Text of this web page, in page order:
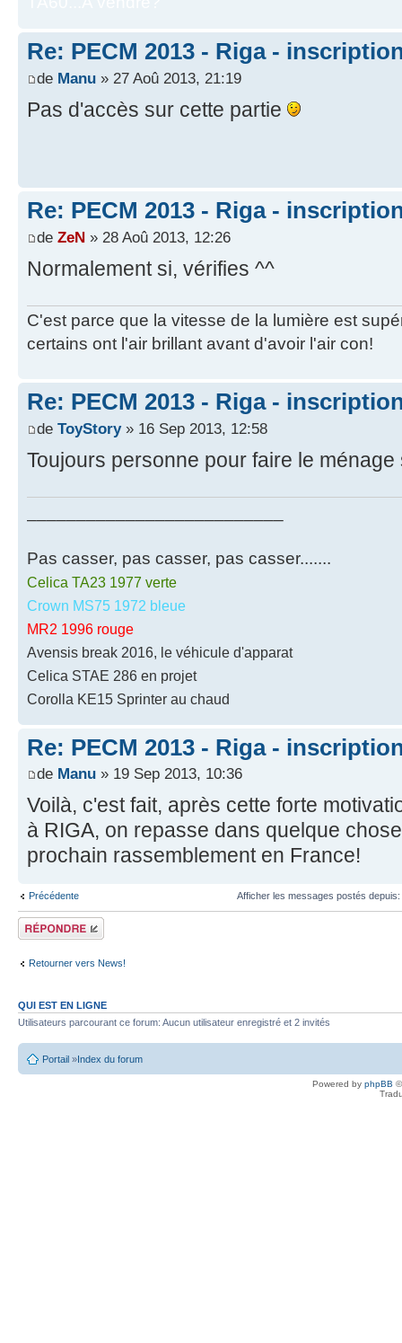
Re: PECM 2013 - Riga -
de Manu » 27 Aoû 2013, 21:19
Pas d'accès sur cette partie
Re: PECM 2013 - Riga -
de ZeN » 28 Aoû 2013, 12:26
Normalement si, vérifies ^^
C'est parce que la vitesse de la lumière est
certains ont l'air brillant avant d'avoir l'air con!
Re: PECM 2013 - Riga -
de ToyStory» 16 Sep 2013, 12:58
Toujours personne pour faire le
Pas casser, pas casser, pas casser.......
Celica TA23 1977 verte
Crown MS75 1972 bleue
MR2 1996 rouge
Avensis break 2016, le véhicule d'apparat
Celica STAE 286 en projet
Corolla KE15 Sprinter au chaud
Re: PECM 2013 - Riga -
de Manu » 19 Sep 2013, 10:36
Voilà, c'est fait, après cette forte
à RIGA, on repasse dans quelque
prochain rassemblement en France!
Précédente Afficher les messages postés depuis:
Écrire un
commentaire
Retourner vers News!
QUI EST EN LIGNE
Utilisateurs parcourant ce forum: Aucun utilisateur enregistré et 2 invités
Portail »Index du forum
Powered by phpBB